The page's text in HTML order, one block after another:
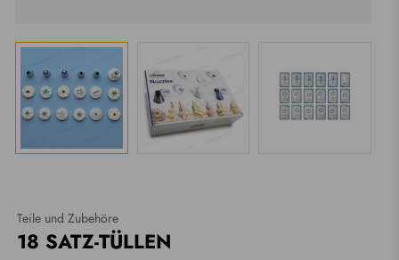
Teile und Zubehöre
18 SATZ-TÜLLEN